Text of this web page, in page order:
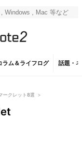
ラム＆ライフログ 話題・
ークレット8選
>